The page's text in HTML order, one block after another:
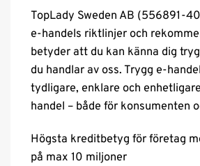
TopLady Sweden AB (556891-
e-handels riktlinjer och
betyder att du kan känna dig
du handlar av oss. Trygg e-
tydligare, enklare och
handel – både för konsumenten
Högsta kreditbetyg för företag
på max 10 miljoner